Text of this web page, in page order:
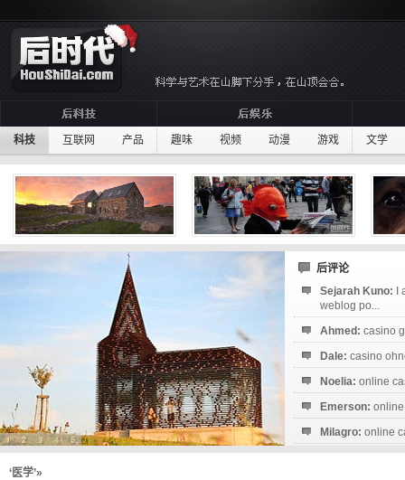
科技 互联网 产品 趣味 视频 动漫 游戏 文学
后评论
Sejarah Kuno:
weblog po...
Ahmed: casino
Dale: casino
Noelia: online
Emerson:
Milagro: online
‘医学’»